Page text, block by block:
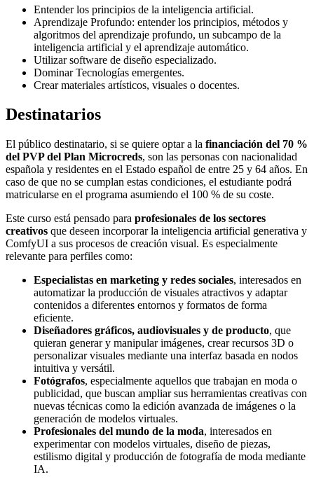
Entender los principios de la inteligencia artificial.
Aprendizaje Profundo: entender los principios, métodos y
algoritmos del aprendizaje profundo, un subcampo de la
inteligencia artificial y el aprendizaje automático.
Utilizar software de diseño especializado.
Dominar Tecnologías emergentes.
Crear materiales artísticos, visuales o docentes.
Destinatarios
El público destinatario, si se quiere optar a la financiación del 70 %
del PVP del Plan Microcreds, son las personas con nacionalidad
española y residentes en el Estado español de entre 25 y 64 años. En
caso de que no se cumplan estas condiciones, el estudiante podrá
matricularse en el programa asumiendo el 100 % de su coste.
Este curso está pensado para profesionales de los sectores
creativos que deseen incorporar la inteligencia artificial generativa y
ComfyUI a sus procesos de creación visual. Es especialmente
relevante para perfiles como:
Especialistas en marketing y redes sociales, interesados en
automatizar la producción de visuales atractivos y adaptar
contenidos a diferentes entornos y formatos de forma
eficiente.
Diseñadores gráficos, audiovisuales y de producto, que
quieran generar y manipular imágenes, crear recursos 3D o
personalizar visuales mediante una interfaz basada en nodos
intuitiva y versátil.
Fotógrafos, especialmente aquellos que trabajan en moda o
publicidad, que buscan ampliar sus herramientas creativas con
nuevas técnicas como la edición avanzada de imágenes o la
generación de modelos virtuales.
Profesionales del mundo de la moda, interesados en
experimentar con modelos virtuales, diseño de piezas,
estilismo digital y producción de fotografía de moda mediante
IA.